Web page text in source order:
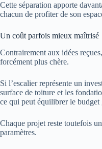
Cette séparation apporte
chacun de profiter de son
Un coût parfois mieux maîtrisé
Contrairement aux idées
forcément plus chère.
Si l’escalier représente un
surface de toiture et les
ce qui peut équilibrer le budget
Chaque projet reste toutefois
paramètres.